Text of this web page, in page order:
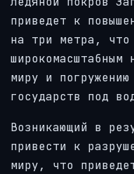
приведет к
на три метра, что
широкомасштабным
миру и
государств под
Возникающий в
привести к
миру, что